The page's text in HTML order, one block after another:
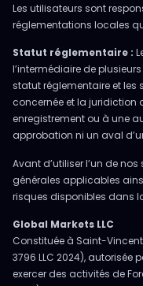
Les utilisateurs sont
réglementations locales
Statut réglementaire :
l’intermédiaire de
statut réglementaire et les
concernée et la juridiction
enregistrement ou à une
approbation ni un aval
Avant d’utiliser l’un de
générales applicables
risques disponibles dans
Global Markets LLC
Constituée à Saint-
3796 LLC 2024), autorisée
exercer des activités de